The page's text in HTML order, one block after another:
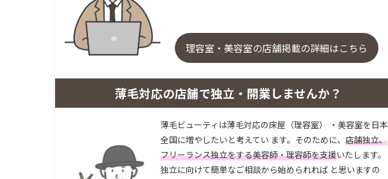
理容室・美容室の店舗掲載の詳細はこちら
薄毛対応の店舗で独立・開業しませんか？
薄毛ビューティは薄毛対応の床屋（理容室） ・美容室を日本
全国に増やしたいと考えてい ます。そのために、 店舗独立、
フリーランス独立をする美容師・理容師を支援いたします。
独立に向けて簡単なご相談から始められれば と思いますの